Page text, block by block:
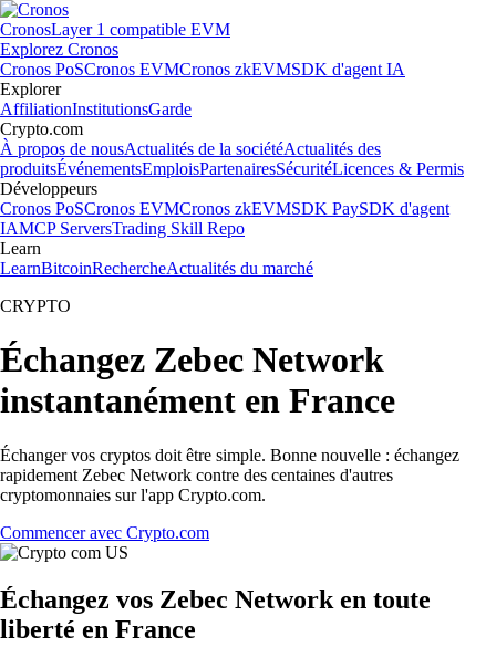
CronosLayer 1 compatible EVM
Explorez Cronos
Cronos PoSCronos EVMCronos zkEVMSDK d'agent IA
Explorer
AffiliationInstitutionsGarde
Crypto.com
À propos de nousActualités de la sociétéActualités des
produitsÉvénementsEmploisPartenairesSécuritéLicences & Permis
Développeurs
Cronos PoSCronos EVMCronos zkEVMSDK PaySDK d'agent
IAMCP ServersTrading Skill Repo
Learn
LearnBitcoinRechercheActualités du marché
CRYPTO
Échangez Zebec Network
instantanément en France
Échanger vos cryptos doit être simple. Bonne nouvelle : échangez
rapidement Zebec Network contre des centaines d'autres
cryptomonnaies sur l'app Crypto.com.
Commencer avec Crypto.com
Échangez vos Zebec Network en toute
liberté en France